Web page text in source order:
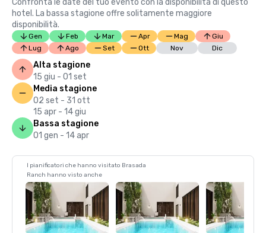
Confronta le date del tuo evento con la disponibilità di questo
hotel. La bassa stagione offre solitamente maggiore
disponibilità.
Gen Feb Mar Apr Mag
Giu
Lug
Ago Set Ott Nov Dic
Alta stagione
15 giu - 01 set
Media stagione
02 set - 31 ott
15 apr - 14 giu
Bassa stagione
01 gen - 14 apr
I pianificatori che hanno visitato Brasada
Ranch hanno visto anche